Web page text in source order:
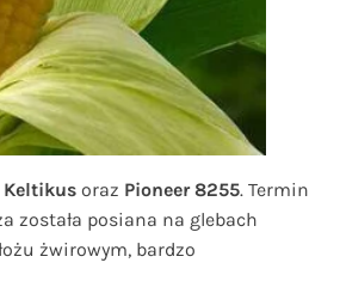
Keltikus oraz Pioneer 8255. Termin
została posiana na glebach
żwirowym, bardzo